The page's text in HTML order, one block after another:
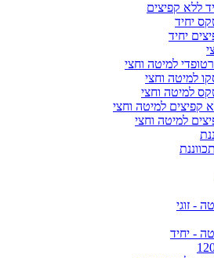
ללא קפיצים
יחיד
יחיד
למיטה וחצי
למיטה וחצי
למיטה וחצי
קפיצים למיטה וחצי
למיטה וחצי
- זוגי
- יחיד